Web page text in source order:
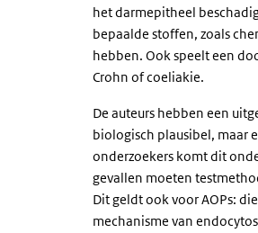
het darmepitheel
bepaalde stoffen, zoals
hebben. Ook speelt een
Crohn of coeliakie.
De auteurs hebben een
biologisch plausibel, maar
onderzoekers komt dit
gevallen moeten
Dit geldt ook voor AOPs:
mechanisme van